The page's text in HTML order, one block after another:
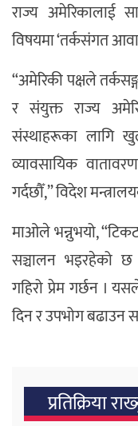
राज्य अमेरिकालाई
विषयमा ‘तर्कसंगत
“अमेरिकी पक्षले
र संयुक्त राज्य
संस्थाहरूका लागि
व्यावसायिक
गर्दछौँ,” विदेश
माओले भन्नुभयो,
सञ्चालन भइरहेको छ
गहिरो प्रेम गर्छन ।
दिन र उपभोग
प्रतिक्रिया